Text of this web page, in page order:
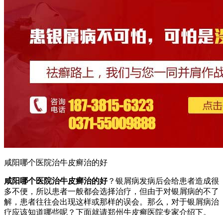
咸阳哪个医院治牛皮癣治的好
咸阳哪个医院治牛皮癣治的好？银屑病发病后会给患者造成很
多不便，所以患者一般都会选择治疗，但由于对银屑病的不了
解，患者往往会出现这样或那样的误会。那么，对于银屑病治
疗应该知道哪些呢？下面就请郑州牛皮癣医院专家介绍下。